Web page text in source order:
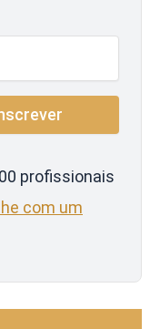
profissionais
com um